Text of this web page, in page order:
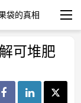
袋的真相
可堆肥